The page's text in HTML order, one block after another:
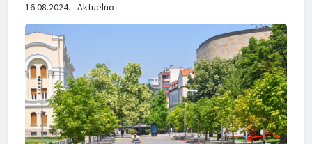
16.08.2024. - Aktuelno